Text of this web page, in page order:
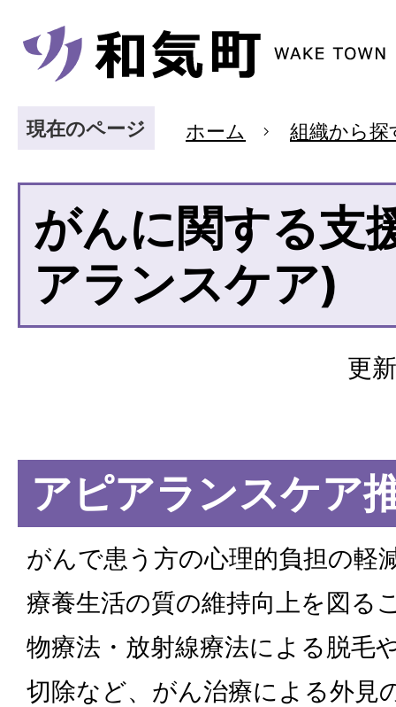
現在のページ ホーム 組織から探
がんに関する支
アランスケア)
更
アピアランスケア
がんで患う方の心理的負担の軽
療養生活の質の維持向上を図る
物療法・放射線療法による脱毛
切除など、がん治療による外見